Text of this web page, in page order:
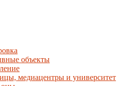
объекты
медиацентры и университет